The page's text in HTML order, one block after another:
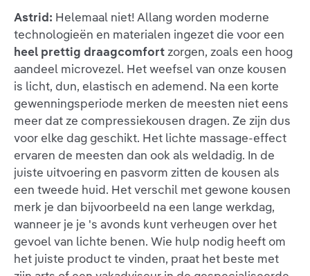
Astrid: Helemaal niet! Allang worden moderne
technologieën en materialen ingezet die voor een
heel prettig draagcomfortzorgen, zoals een hoog
aandeel microvezel. Het weefsel van onze kousen
is licht, dun, elastisch en ademend. Na een korte
gewenningsperiode merken de meesten niet eens
meer dat ze compressiekousen dragen. Ze zijn dus
voor elke dag geschikt. Het lichte massage-effect
ervaren de meesten dan ook als weldadig. In de
juiste uitvoering en pasvorm zitten de kousen als
een tweede huid. Het verschil met gewone kousen
merk je dan bijvoorbeeld na een lange werkdag,
wanneer je je 's avonds kunt verheugen over het
gevoel van lichte benen. Wie hulp nodig heeft om
het juiste product te vinden, praat het beste met